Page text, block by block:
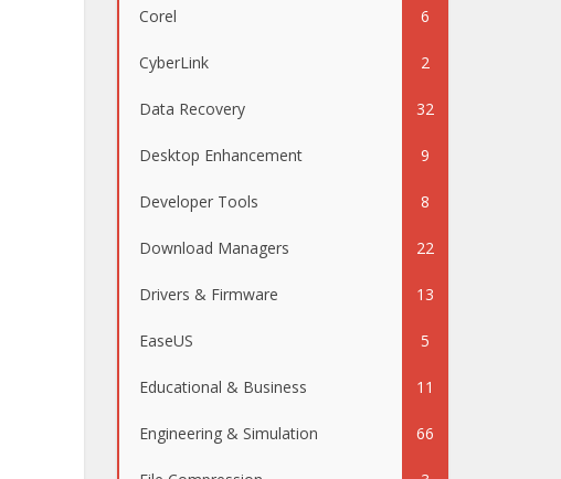
Corel 6
CyberLink 2
Data Recovery 32
Desktop Enhancement 9
Developer Tools 8
Download Managers 22
Drivers & Firmware 13
EaseUS 5
Educational & Business 11
Engineering & Simulation 66